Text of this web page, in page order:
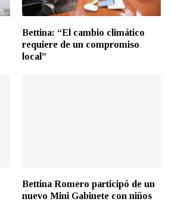
Bettina: “El cambio climático
requiere de un compromiso
local”
Bettina Romero participó de un
nuevo Mini Gabinete con niños